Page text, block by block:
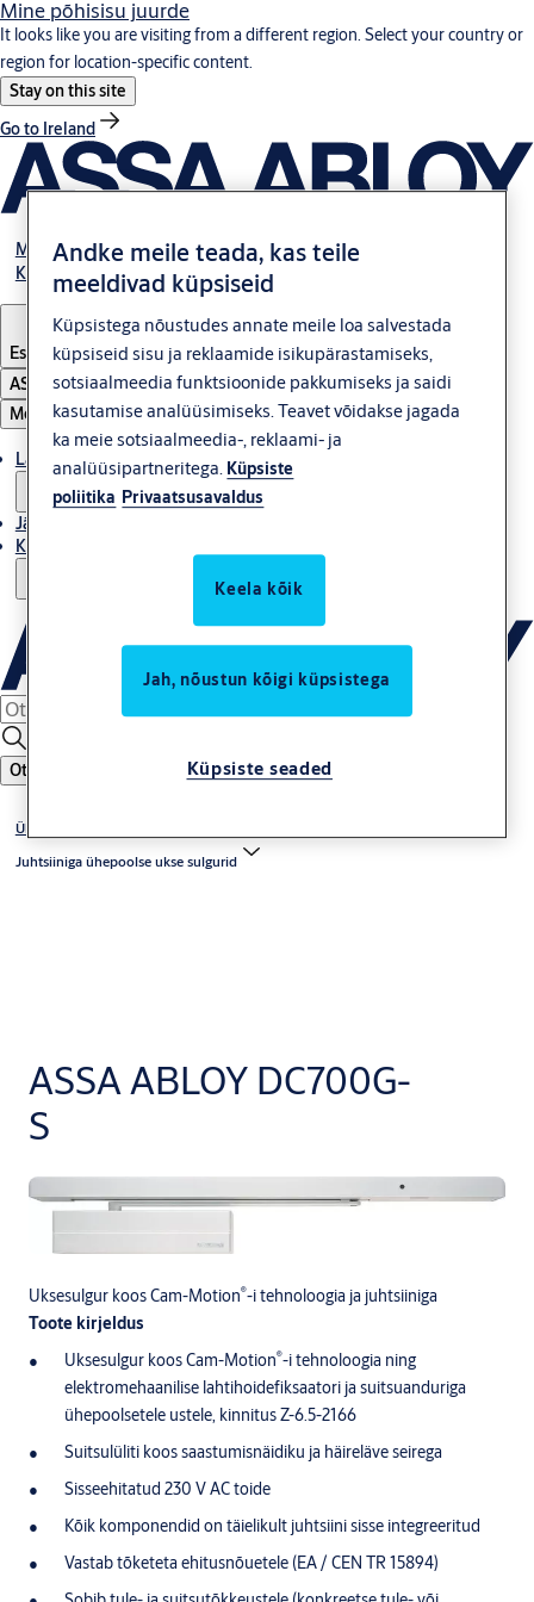
Mine põhisisu juurde
It looks like you are visiting from a different region. Select your country or
region for location-specific content.
Stay on this site
Go to Ireland
Meist
Kontakt
Estonia·Eesti
ASSA ABLOY Group
Menüü
Lahendused
Jätkusuutlikkus
Kust osta
Otsing
Üleval asuvad uksesulgurid
Juhtsiiniga ühepoolse ukse sulgurid
ASSA ABLOY DC700G-
S
Uksesulgur koos Cam-Motion®-i tehnoloogia ja juhtsiiniga
Toote kirjeldus
Uksesulgur koos Cam-Motion®-i tehnoloogia ning
elektromehaanilise lahtihoidefiksaatori ja suitsuanduriga
ühepoolsetele ustele, kinnitus Z-6.5-2166
Suitsulüliti koos saastumisnäidiku ja häireläve seirega
Sisseehitatud 230 V AC toide
Kõik komponendid on täielikult juhtsiini sisse integreeritud
Vastab tõketeta ehitusnõuetele (EA / CEN TR 15894)
Andke meile teada, kas teile
meeldivad küpsiseid
Küpsistega nõustudes annate meile loa salvestada
küpsiseid sisu ja reklaamide isikupärastamiseks,
sotsiaalmeedia funktsioonide pakkumiseks ja saidi
kasutamise analüüsimiseks. Teavet võidakse jagada
ka meie sotsiaalmeedia-, reklaami- ja
analüüsipartneritega. Küpsiste
poliitika Privaatsusavaldus
Keela kõik
Jah, nõustun kõigi küpsistega
Küpsiste seaded